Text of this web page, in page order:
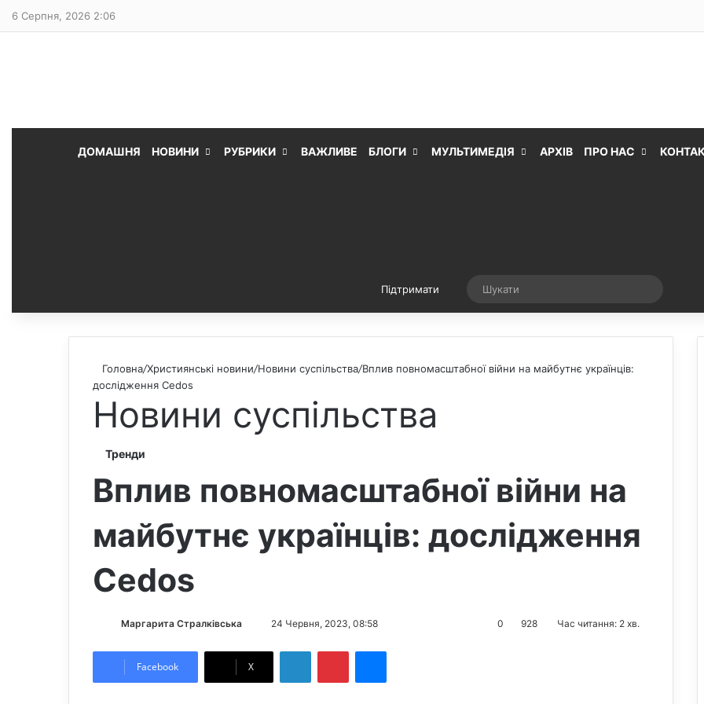
6 Серпня, 2026 2:06
ДОМАШНЯ НОВИНИ РУБРИКИ ВАЖЛИВЕ БЛОГИ МУЛЬТИМЕДІЯ АРХІВ ПРО НАС
Підтримати Випадкова стаття
Головна/Християнські новини/Новини суспільства/Вплив повномасштабної війни на майбутнє українців:
дослідження Cedos
Новини суспільства
Тренди
Вплив повномасштабної війни на
майбутнє українців: дослідження
Cedos
Маргарита Стралківська
n
d
24 Червня, 2023, 08:58 0 928 Час читання: 2 хв.
Facebook X